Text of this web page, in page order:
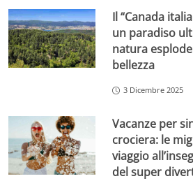
Il “Canada
un paradiso
natura
bellezza
3 Dicembre 2025
Vacanze per
crociera: le
viaggio
del super